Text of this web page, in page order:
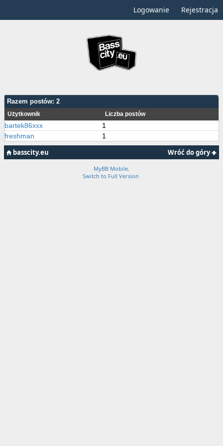
Logowanie Rejestracja
Razem postów: 2
Użytkownik Liczba postów
bartek86xxx
1
freshman
1
Wróć do góry
basscity.eu
MyBB Mobile.
Switch to Full Version